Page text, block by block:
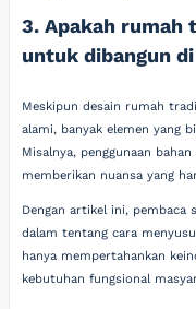
3. Apakah rumah
untuk dibangun
Meskipun desain rumah
alami, banyak elemen yang
Misalnya, penggunaan
memberikan nuansa yang
Dengan artikel ini, pembaca
dalam tentang cara
hanya mempertahankan
kebutuhan fungsional